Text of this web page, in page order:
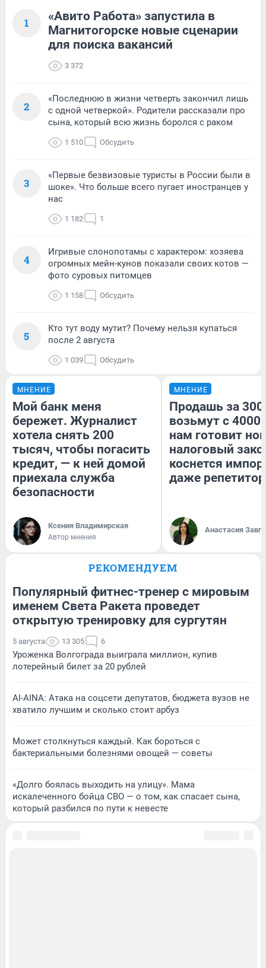
1
«Авито Работа» запустила в
Магнитогорске новые сценарии
для поиска вакансий
3 372
2
«Последнюю в жизни четверть закончил лишь
с одной четверкой». Родители рассказали про
сына, который всю жизнь боролся с раком
1 510 Обсудить
3
«Первые безвизовые туристы в России были в
шоке». Что больше всего пугает иностранцев у
нас
1 182 1
4
Игривые слонопотамы с характером: хозяева
огромных мейн-кунов показали своих котов —
фото суровых питомцев
1 158 Обсудить
5
Кто тут воду мутит? Почему нельзя купаться
после 2 августа
1 039 Обсудить
МНЕНИЕ
Мой банк меня
бережет. Журналист
хотела снять 200
тысяч, чтобы погасить
кредит, — к ней домой
приехала служба
безопасности
Ксения Владимирская
Автор мнения
МНЕНИЕ
Продашь за
возьмут с
нам готовит
налоговый
коснется
даже
Анастасия
РЕКОМЕНДУЕМ
Популярный фитнес-тренер с мировым
именем Света Ракета проведет
открытую тренировку для сургутян
5 августа 13 305 6
Уроженка Волгограда выиграла миллион, купив
лотерейный билет за 20 рублей
AI-AINA: Атака на соцсети депутатов, бюджета вузов не
хватило лучшим и сколько стоит арбуз
Может столкнуться каждый. Как бороться с
бактериальными болезнями овощей — советы
«Долго боялась выходить на улицу». Мама
искалеченного бойца СВО — о том, как спасает сына,
который разбился по пути к невесте